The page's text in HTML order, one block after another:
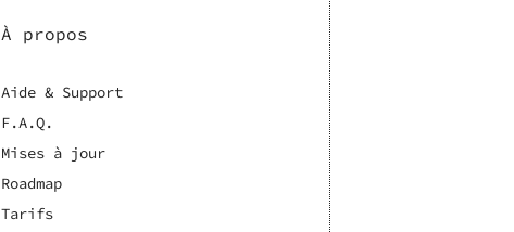
À propos
Aide & Support
F.A.Q.
Mises à jour
Roadmap
Tarifs